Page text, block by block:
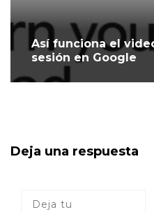
Así funciona el
sesión en Google
Deja una respuesta